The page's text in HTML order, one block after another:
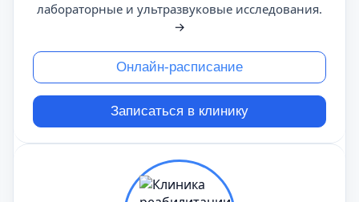
лабораторные и ультразвуковые исследования.
→
Онлайн-расписание
Записаться в клинику